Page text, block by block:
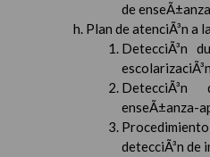
de
Plan de atenciÃ³n a
DetecciÃ³n
escolarizaciÃ³n
enseÃ±anza-
detecciÃ³n de